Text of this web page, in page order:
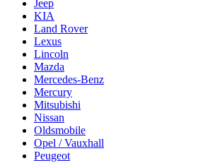
Jeep
KIA
Land Rover
Lexus
Lincoln
Mazda
Mercedes-Benz
Mercury
Mitsubishi
Nissan
Oldsmobile
Opel / Vauxhall
Peugeot